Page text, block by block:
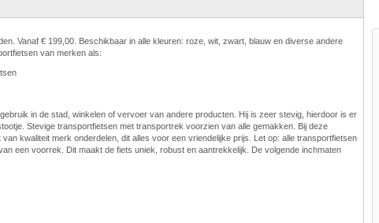
Vanaf € 199,00. Beschikbaar in alle kleuren: roze, wit, zwart, blauw en diverse andere
van merken als:
in de stad, winkelen of vervoer van andere producten. Hij is zeer stevig, hierdoor is er
Stevige transportfietsen met transportrek voorzien van alle gemakken. Bij deze
kwaliteit merk onderdelen, dit alles voor een vriendelijke prijs. Let op: alle transportfietsen
een voorrek. Dit maakt de fiets uniek, robust en aantrekkelijk. De volgende inchmaten